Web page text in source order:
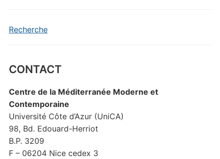
Recherche
CONTACT
Centre de la Méditerranée Moderne et
Contemporaine
Université Côte d’Azur (UniCA)
98, Bd. Edouard-Herriot
B.P. 3209
F – 06204 Nice cedex 3